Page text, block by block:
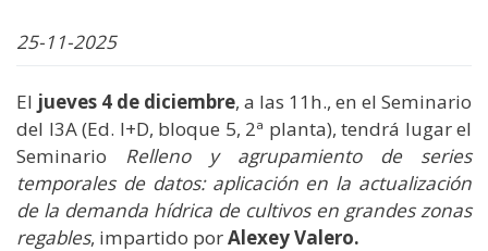
25-11-2025
El jueves 4 de diciembre, a las 11h., en el Seminario
del I3A (Ed. I+D, bloque 5, 2ª planta), tendrá lugar el
Seminario Relleno y agrupamiento de series
temporales de datos: aplicación en la actualización
de la demanda hídrica de cultivos en grandes zonas
regables, impartido porAlexey Valero.